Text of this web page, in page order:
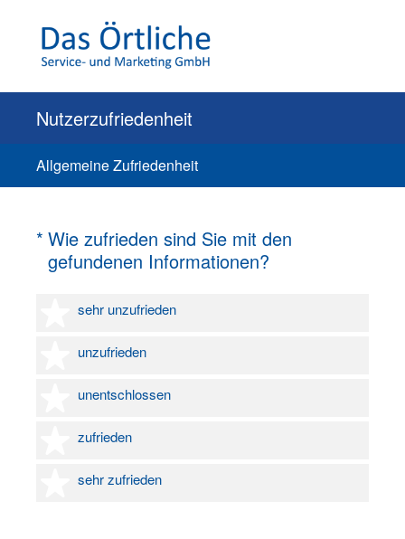
Nutzerzufriedenheit
Allgemeine Zufriedenheit
* Wie zufrieden sind Sie mit den
gefundenen Informationen?
(Erforderlich.)
sehr unzufrieden
1 Stern
unzufrieden
2 Sterne
unentschlossen
3 Sterne
zufrieden
4 Sterne
sehr zufrieden
5 Sterne